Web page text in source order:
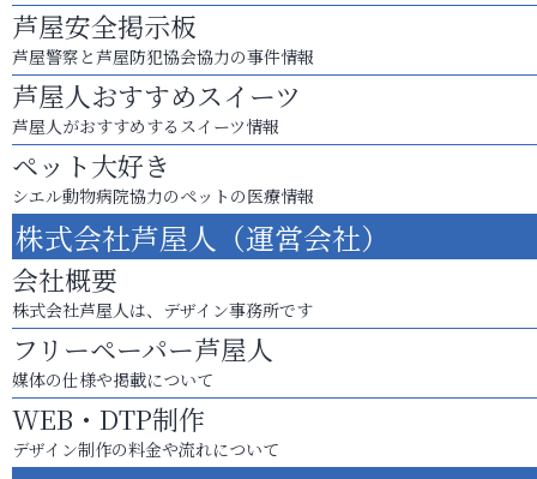
芦屋安全掲示板
芦屋警察と芦屋防犯協会協力の事件情報
芦屋人おすすめスイーツ
芦屋人がおすすめするスイーツ情報
ペット大好き
シエル動物病院協力のペットの医療情報
株式会社芦屋人（運営会社）
会社概要
株式会社芦屋人は、デザイン事務所です
フリーペーパー芦屋人
媒体の仕様や掲載について
WEB・DTP制作
デザイン制作の料金や流れについて